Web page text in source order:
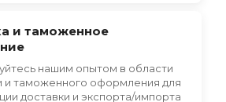
и таможенное
нашим опытом в области
и таможенного оформления для
доставки и экспорта/импорта